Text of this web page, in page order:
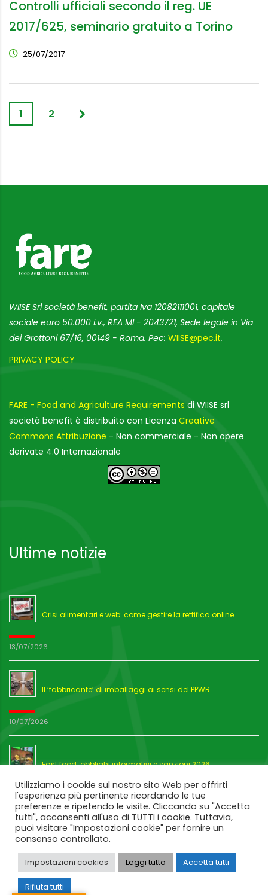
Controlli ufficiali secondo il reg. UE
2017/625, seminario gratuito a Torino
25/07/2017
1 2
WIISE Srl società benefit, partita Iva 12082111001, capitale
sociale euro 50.000 i.v., REA MI - 2043721, Sede legale in Via
dei Grottoni 67/16, 00149 - Roma. Pec: WIISE@pec.it.
PRIVACY POLICY
FARE - Food and Agriculture Requirements di WIISE srl
società benefit è distribuito con Licenza Creative
Commons Attribuzione - Non commerciale - Non opere
derivate 4.0 Internazionale
Ultime notizie
Crisi alimentari e web: come gestire la rettifica online
13/07/2026
Il ‘fabbricante’ di imballaggi ai sensi del PPWR
10/07/2026
Fast food: obblighi informativi e sanzioni 2026
03/07/2026
Utilizziamo i cookie sul nostro sito Web per offrirti
l'esperienza più pertinente ricordando le tue
preferenze e ripetendo le visite. Cliccando su "Accetta
tutti", acconsenti all'uso di TUTTI i cookie. Tuttavia,
puoi visitare "Impostazioni cookie" per fornire un
consenso controllato.
Impostazioni cookies Leggi tutto Accetta tutti
Rifiuta tutti